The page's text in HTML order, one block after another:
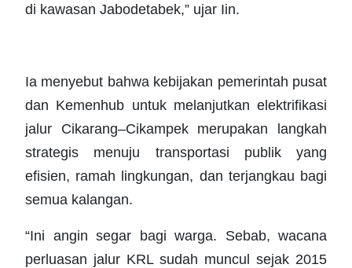
di kawasan Jabodetabek,” ujar Iin.
Ia menyebut bahwa kebijakan pemerintah pusat
dan Kemenhub untuk melanjutkan elektrifikasi
jalur Cikarang–Cikampek merupakan langkah
strategis menuju transportasi publik yang
efisien, ramah lingkungan, dan terjangkau bagi
semua kalangan.
“Ini angin segar bagi warga. Sebab, wacana
perluasan jalur KRL sudah muncul sejak 2015